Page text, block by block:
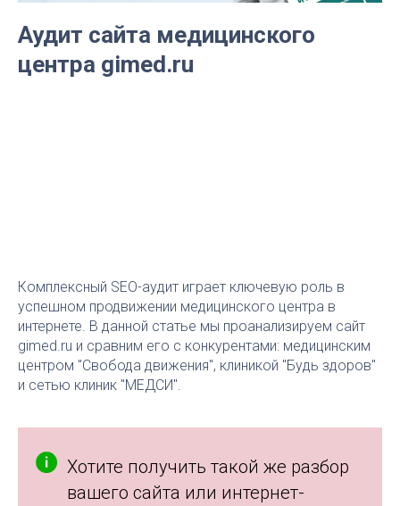
Аудит сайта медицинского
центра gimed.ru
Комплексный SEO-аудит играет ключевую роль в
успешном продвижении медицинского центра в
интернете. В данной статье мы проанализируем сайт
gimed.ru и сравним его с конкурентами: медицинским
центром "Свобода движения", клиникой "Будь здоров"
и сетью клиник "МЕДСИ".
Хотите получить такой же разбор
вашего сайта или интернет-